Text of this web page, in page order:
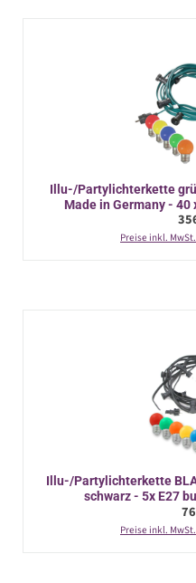
Illu-/Partylichterkette
Made in Germany - 40
Preise inkl.
Illu-/Partylichterkette
schwarz - 5x E27
Preise inkl.